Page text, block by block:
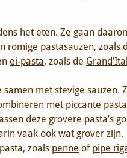
het eten. Ze gaan
romige pastasauzen, zoals
ei-pasta, zoals de
met stevige sauzen.
metpiccante
deze grovere pasta’s
vaak ook wat grover zijn.
zoals penne ofpipe